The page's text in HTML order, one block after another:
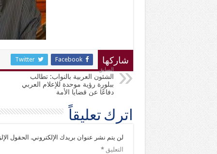
شاركها Facebook
Twitter
السابق
الشئون العربية بالنواب: تطالب
ببلورة رؤية موحدة للإعلام العربي
دفاعًا عن قضايا الأمة
اترك تعليقاً
لن يتم نشر عنوان بريدك الإلكتروني. الحقول
التعليق*